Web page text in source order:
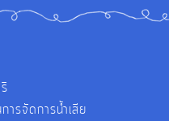
ารจัดการน้ำเสีย